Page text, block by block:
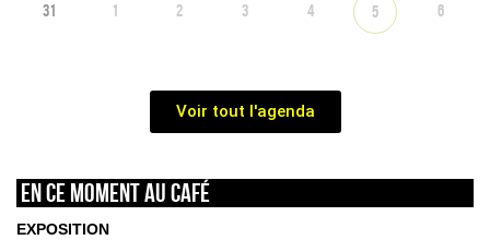
31 1 2 3 4 5 6
Voir tout l'agenda
En ce moment au café
EXPOSITION